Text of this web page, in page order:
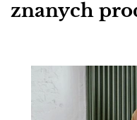
znanych